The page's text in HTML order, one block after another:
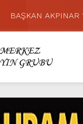
BAŞKAN
Dulkadiroğlu Hacı
Pazarcık’ta Yollar
Büyükşehir,
Uluslararası
Büyükşehir,
Büyükşehir,